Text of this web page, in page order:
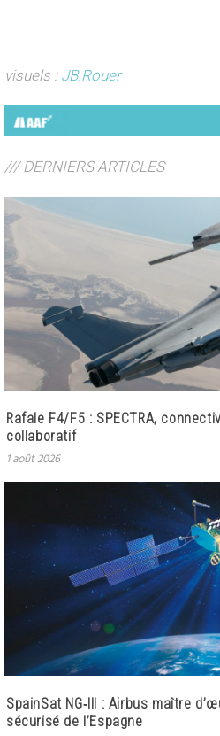
visuels : JB.Rouer
/// DERNIERS ARTICLES
Rafale F4/F5 : SPECTRA,
collaboratif
1 août 2026
SpainSat NG‑III : Airbus maître
sécurisé de l’Espagne